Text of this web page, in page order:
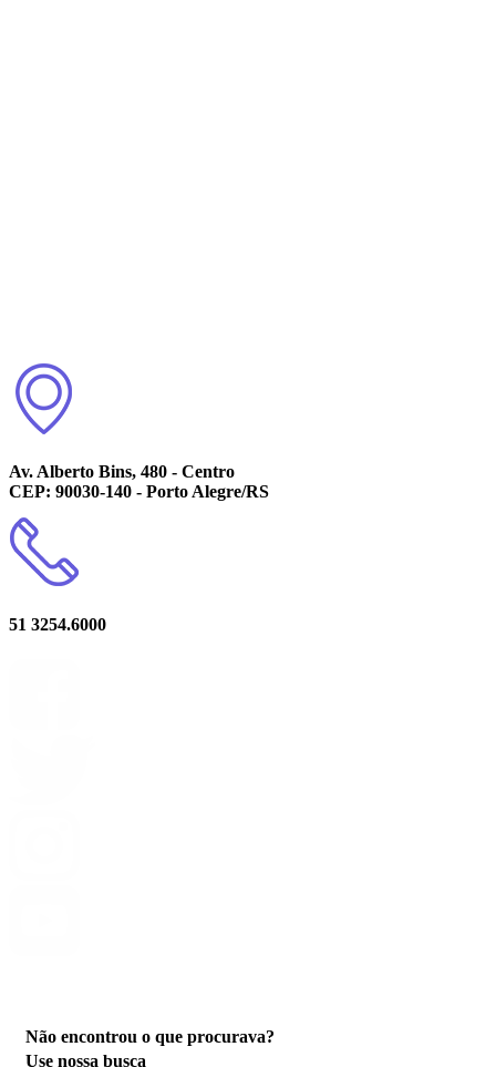
Av. Alberto Bins, 480 - Centro
CEP: 90030-140 - Porto Alegre/RS
51 3254.6000
Não encontrou o que procurava?
Use nossa busca